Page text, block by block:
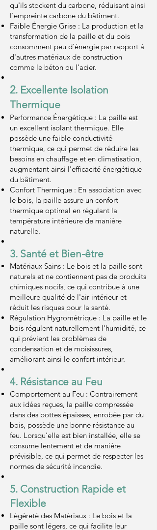
qu'ils stockent du carbone, réduisant ainsi
l'empreinte carbone du bâtiment.
Faible Énergie Grise : La production et la
transformation de la paille et du bois
consomment peu d'énergie par rapport à
d'autres matériaux de construction
comme le béton ou l'acier.
2. Excellente Isolation
Thermique
Performance Énergétique : La paille est
un excellent isolant thermique. Elle
possède une faible conductivité
thermique, ce qui permet de réduire les
besoins en chauffage et en climatisation,
augmentant ainsi l'efficacité énergétique
du bâtiment.
Confort Thermique : En association avec
le bois, la paille assure un confort
thermique optimal en régulant la
température intérieure de manière
naturelle.
3. Santé et Bien-être
Matériaux Sains : Le bois et la paille sont
naturels et ne contiennent pas de produits
chimiques nocifs, ce qui contribue à une
meilleure qualité de l'air intérieur et
réduit les risques pour la santé.
Régulation Hygrométrique : La paille et le
bois régulent naturellement l'humidité, ce
qui prévient les problèmes de
condensation et de moisissures,
améliorant ainsi le confort intérieur.
4. Résistance au Feu
Comportement au Feu : Contrairement
aux idées reçues, la paille compressée
dans des bottes épaisses, enrobée par du
bois, possède une bonne résistance au
feu. Lorsqu'elle est bien installée, elle se
consume lentement et de manière
prévisible, ce qui permet de respecter les
normes de sécurité incendie.
5. Construction Rapide et
Flexible
Légèreté des Matériaux : Le bois et la
paille sont légers, ce qui facilite leur